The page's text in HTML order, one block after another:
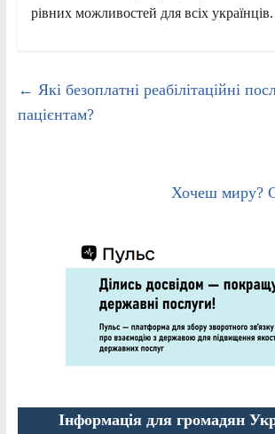
рівних можливостей для всіх українців.
← Які безоплатні реабілітаційні
пацієнтам?
Хочеш миру?
Інформація для громадян